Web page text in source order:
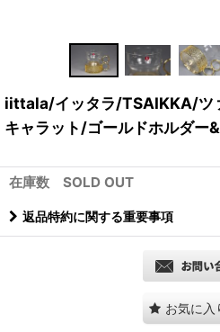
iittala/イッタラ/TSAIKKA/
キャラット/ゴールドホルダー
在庫数 SOLD OUT
返品特約に関する重要事項
お気に入